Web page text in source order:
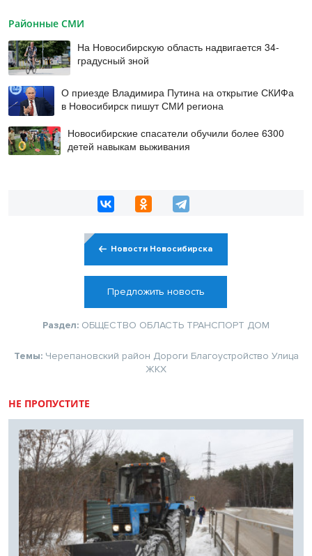
Районные СМИ
На Новосибирскую область надвигается 34-
градусный зной
О приезде Владимира Путина на открытие СКИФа
в Новосибирск пишут СМИ региона
Новосибирские спасатели обучили более 6300
детей навыкам выживания
Новости Новосибирска
Предложить новость
Раздел: ОБЩЕСТВО ОБЛАСТЬ ТРАНСПОРТ ДОМ
Темы: Черепановский район Дороги Благоустройство Улица
ЖКХ
НЕ ПРОПУСТИТЕ